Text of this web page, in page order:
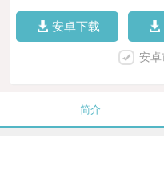
安卓下载
安卓
简介